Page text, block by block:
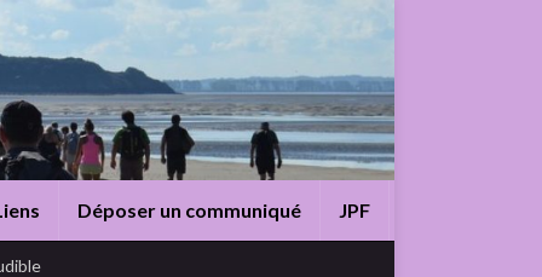
Déposer un communiqué JPF